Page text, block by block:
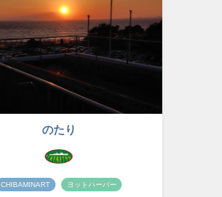
のたり
CHIBAMINART ヨットハーバー